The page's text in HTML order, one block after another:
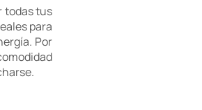
todas tus
para
Por